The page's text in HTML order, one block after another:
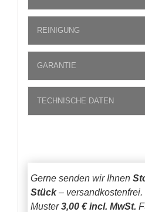
REINIGUNG
GARANTIE
TECHNISCHE DATEN
Gerne senden wir Ihnen
Stück– versandkostenfrei.
Muster3,00 € incl. MwSt.